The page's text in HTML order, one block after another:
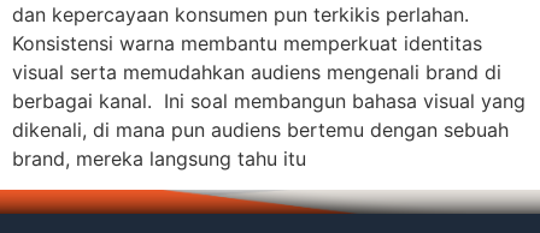
dan kepercayaan konsumen pun terkikis perlahan.
Konsistensi warna membantu memperkuat identitas
visual serta memudahkan audiens mengenali brand di
berbagai kanal. Ini soal membangun bahasa visual yang
dikenali, di mana pun audiens bertemu dengan sebuah
brand, mereka langsung tahu itu